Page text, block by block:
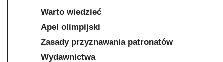
Warto wiedzieć
Apel olimpijski
Zasady przyznawania patronatów
Wydawnictwa